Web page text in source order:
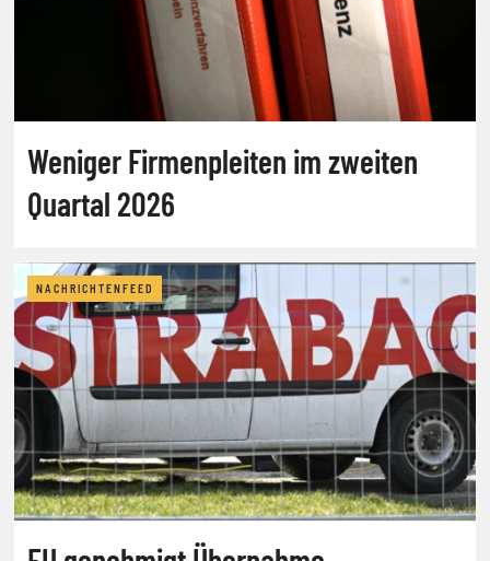
Weniger Firmenpleiten im zweiten
Quartal 2026
NACHRICHTENFEED